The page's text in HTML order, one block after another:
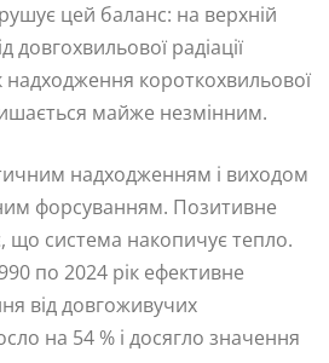
цей баланс: на верхній
довгохвильової радіації
надходження короткохвильової
майже незмінним.
надходженням і виходом
форсуванням. Позитивне
що система накопичує тепло.
по 2024 рік ефективне
від довгоживучих
на 54 % і досягло значення